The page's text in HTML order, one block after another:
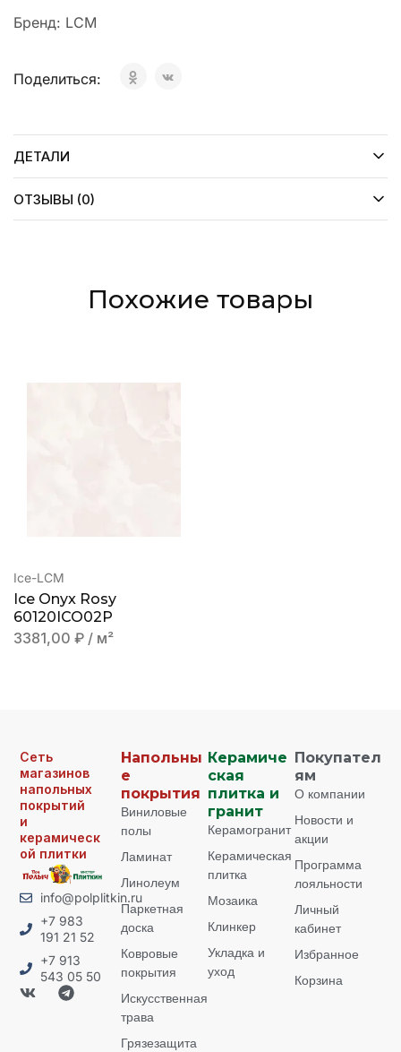
Бренд: LCM
Поделиться:
ДЕТАЛИ
ОТЗЫВЫ (0)
Похожие товары
Ice-LCM
Ice Onyx Rosy
60120ICO02P
3381,00 ₽ / м²
Сеть
магазинов
напольных
покрытий
и
керамическ
ой плитки
info@polplitkin.ru
+7 983
191 21 52
+7 913
543 05 50
Напольны
е
покрытия
Виниловые
полы
Ламинат
Линолеум
Паркетная
доска
Ковровые
покрытия
Искусственная
трава
Грязезащита
Керамиче
ская
плитка и
гранит
Керамогранит
Керамическая
плитка
Мозаика
Клинкер
Укладка и
уход
Покупател
ям
О компании
Новости и
акции
Программа
лояльности
Личный
кабинет
Избранное
Корзина